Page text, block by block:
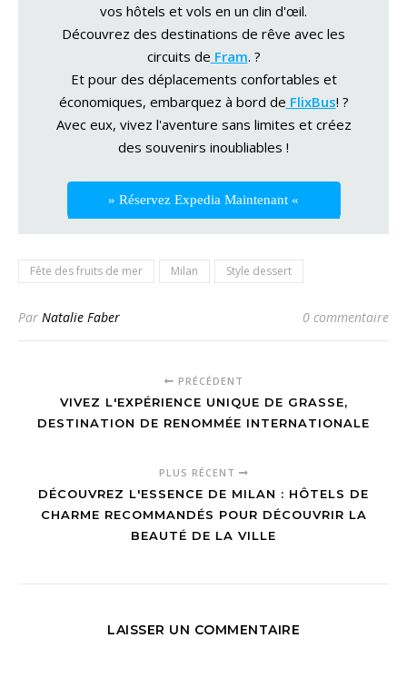
vos hôtels et vols en un clin d'œil.
Découvrez des destinations de rêve avec les
circuits de Fram. ?
Et pour des déplacements confortables et
économiques, embarquez à bord de FlixBus! ?
Avec eux, vivez l'aventure sans limites et créez
des souvenirs inoubliables !
» Réservez Expedia Maintenant «
Fête des fruits de mer Milan Style dessert
Par Natalie Faber 0 commentaire
PRÉCÉDENT
VIVEZ L'EXPÉRIENCE UNIQUE DE GRASSE,
DESTINATION DE RENOMMÉE INTERNATIONALE
PLUS RÉCENT
DÉCOUVREZ L'ESSENCE DE MILAN : HÔTELS DE
CHARME RECOMMANDÉS POUR DÉCOUVRIR LA
BEAUTÉ DE LA VILLE
LAISSER UN COMMENTAIRE